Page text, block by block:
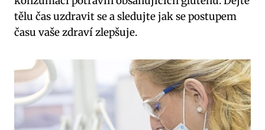
tělu čas uzdravit se a sledujte jak se postupem
času vaše zdraví zlepšuje.